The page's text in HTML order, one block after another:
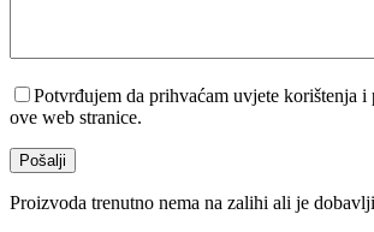
Potvrđujem da prihvaćam uvjete korištenja i
ove web stranice.
Proizvoda trenutno nema na zalihi ali je